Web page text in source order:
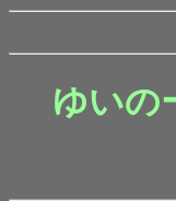
ゆいの